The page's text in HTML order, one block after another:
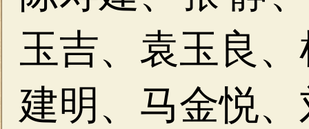
玉吉、袁玉良、
建明、马金悦、